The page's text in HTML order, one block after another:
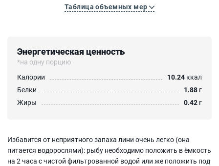
Таблица объемных мер
Энергетическая ценность
*на одну порцию
Калории
10.24 ккал
Белки
1.88 г
Жиры
0.42 г
Избавится от неприятного запаха лини очень легко (она
питается водорослями): рыбу необходимо положить в ёмкость
на 2 часа с чистой фильтрованной водой или же положить под